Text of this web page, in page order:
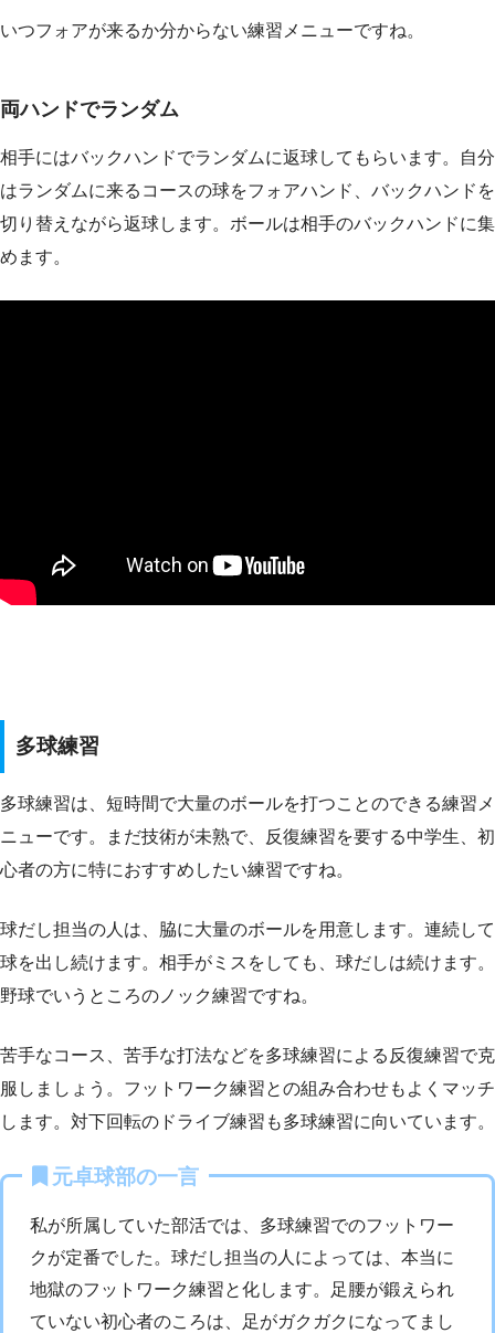
いつフォアが来るか分からない練習メニューですね。
両ハンドでランダム
相手にはバックハンドでランダムに返球してもらいます。自分
はランダムに来るコースの球をフォアハンド、バックハンドを
切り替えながら返球します。ボールは相手のバックハンドに集
めます。
多球練習
多球練習は、短時間で大量のボールを打つことのできる練習メ
ニューです。まだ技術が未熟で、反復練習を要する中学生、初
心者の方に特におすすめしたい練習ですね。
球だし担当の人は、脇に大量のボールを用意します。連続して
球を出し続けます。相手がミスをしても、球だしは続けます。
野球でいうところのノック練習ですね。
苦手なコース、苦手な打法などを多球練習による反復練習で克
服しましょう。フットワーク練習との組み合わせもよくマッチ
します。対下回転のドライブ練習も多球練習に向いています。
元卓球部の一言
私が所属していた部活では、多球練習でのフットワー
クが定番でした。球だし担当の人によっては、本当に
地獄のフットワーク練習と化します。足腰が鍛えられ
ていない初心者のころは、足がガクガクになってまし